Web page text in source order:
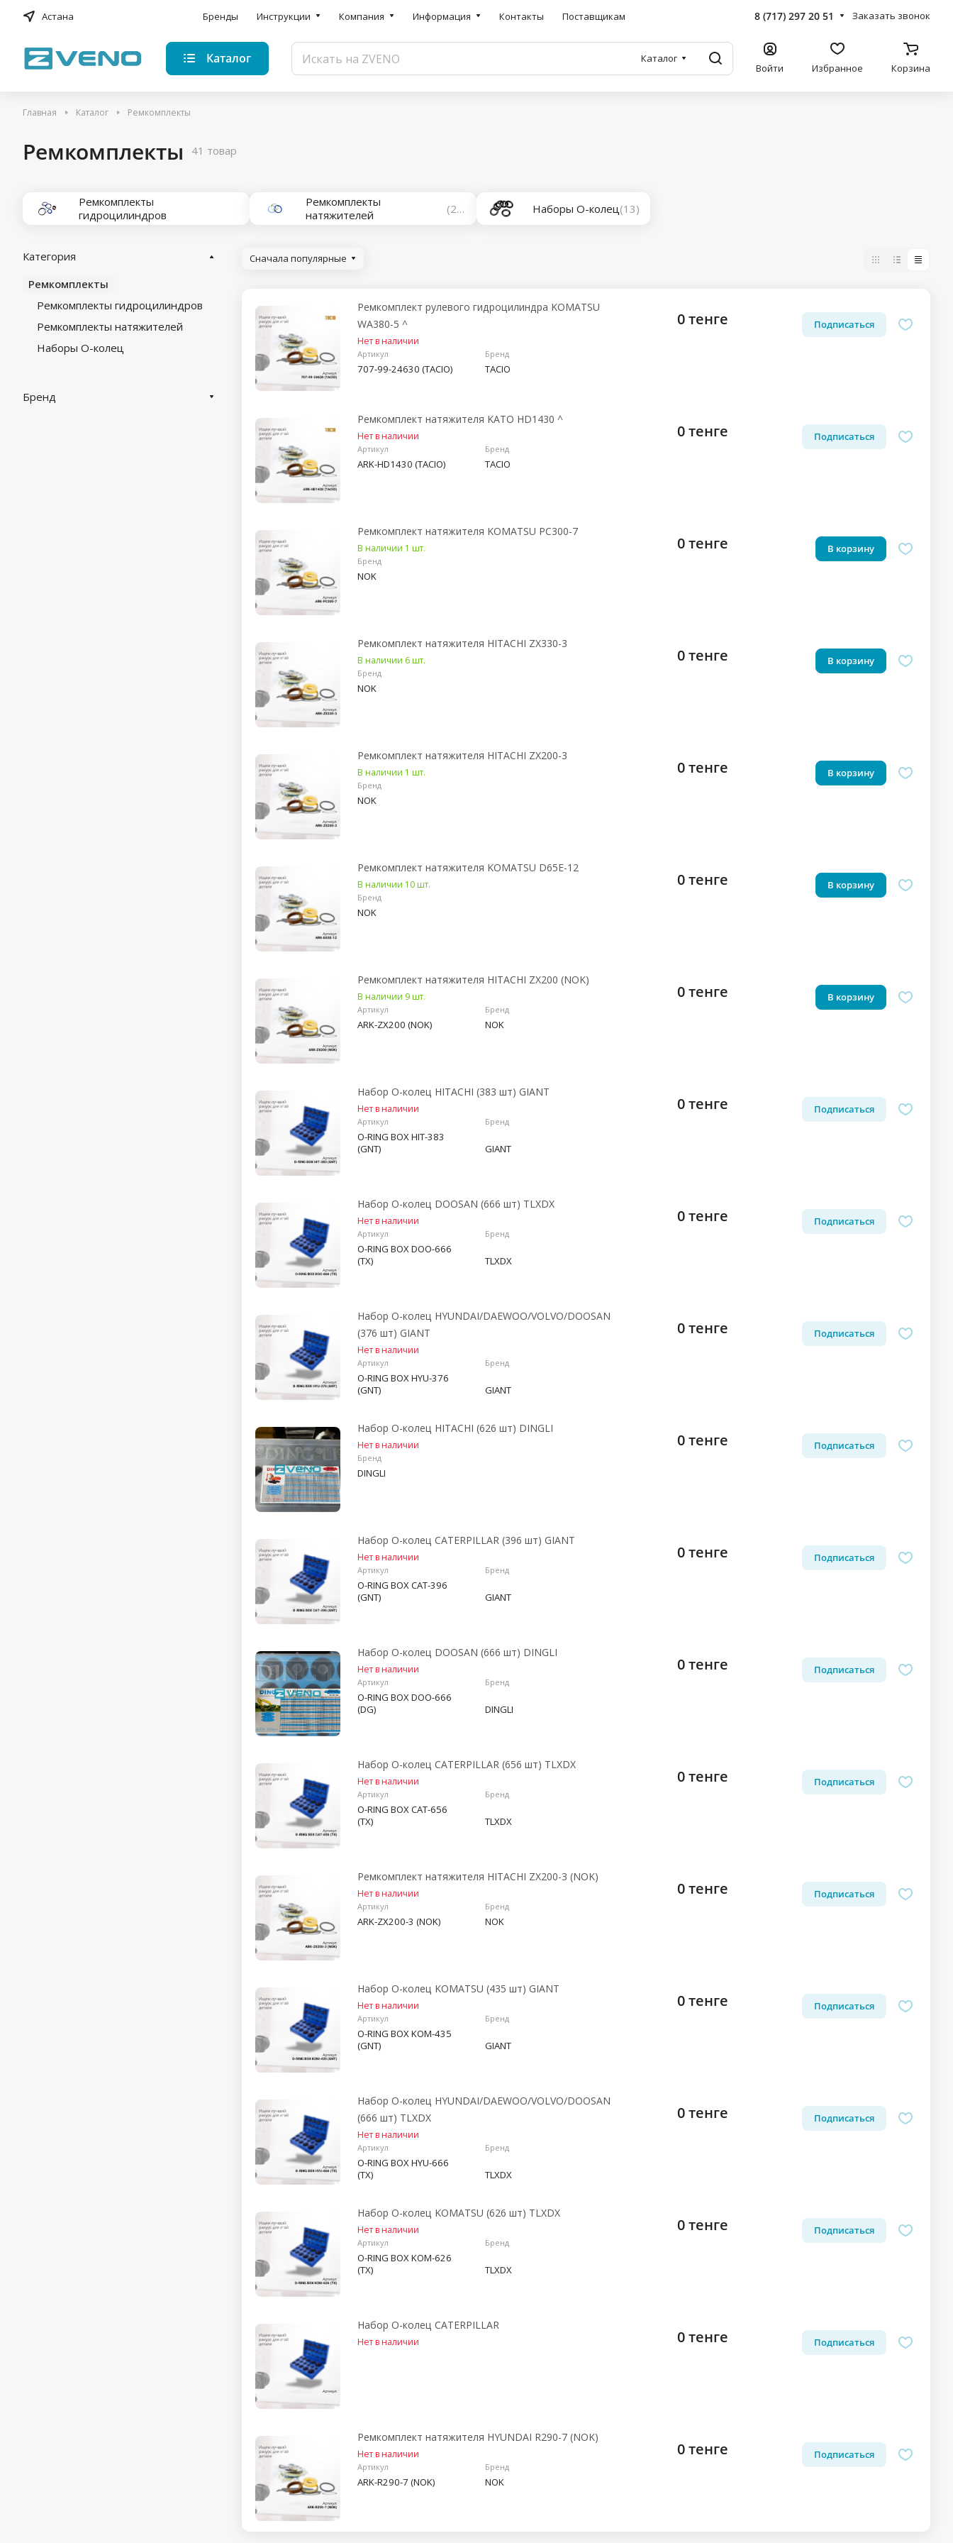
Астана Бренды Инструкции Компания Информация Контакты Поставщикам 8 (717) 297 20 51 Заказать звонок
Каталог Каталог
Войти Избранное Корзина
Главная Каталог Ремкомплекты
Ремкомплекты 41 товар
Ремкомплекты
гидроцилиндров
Ремкомплекты
натяжителей
(28) Наборы О-колец (13)
Сначала популярные
Ремкомплект рулевого гидроцилиндра KOMATSU
WA380-5 ^
Нет в наличии
0 тенге Подписаться
Артикул
707-99-24630 (TACIO)
Бренд
TACIO
Ремкомплект натяжителя KATO HD1430 ^
Нет в наличии 0 тенге Подписаться
Артикул
ARK-HD1430 (TACIO)
Бренд
TACIO
Ремкомплект натяжителя KOMATSU PC300-7
В наличии 1 шт. 0 тенге В корзину
Бренд
NOK
Ремкомплект натяжителя HITACHI ZX330-3
В наличии 6 шт. 0 тенге В корзину
Бренд
NOK
Ремкомплект натяжителя HITACHI ZX200-3
В наличии 1 шт. 0 тенге В корзину
Бренд
NOK
Ремкомплект натяжителя KOMATSU D65E-12
В наличии 10 шт. 0 тенге В корзину
Бренд
NOK
Ремкомплект натяжителя HITACHI ZX200 (NOK)
В наличии 9 шт. 0 тенге В корзину
Артикул
ARK-ZX200 (NOK)
Бренд
NOK
Набор О-колец HITACHI (383 шт) GIANT
Нет в наличии 0 тенге Подписаться
Артикул
O-RING BOX HIT-383
(GNT)
Бренд
GIANT
Набор О-колец DOOSAN (666 шт) TLXDX
Нет в наличии 0 тенге Подписаться
Артикул
O-RING BOX DOO-666
(TX)
Бренд
TLXDX
Набор О-колец HYUNDAI/DAEWOO/VOLVO/DOOSAN
(376 шт) GIANT
Нет в наличии
0 тенге Подписаться
Артикул
O-RING BOX HYU-376
(GNT)
Бренд
GIANT
Набор О-колец HITACHI (626 шт) DINGLI
Нет в наличии 0 тенге Подписаться
Бренд
DINGLI
Набор О-колец CATERPILLAR (396 шт) GIANT
Нет в наличии 0 тенге Подписаться
Артикул
O-RING BOX CAT-396
(GNT)
Бренд
GIANT
Набор О-колец DOOSAN (666 шт) DINGLI
Нет в наличии 0 тенге Подписаться
Артикул
O-RING BOX DOO-666
(DG)
Бренд
DINGLI
Набор О-колец CATERPILLAR (656 шт) TLXDX
Нет в наличии 0 тенге Подписаться
Артикул
O-RING BOX CAT-656
(TX)
Бренд
TLXDX
Ремкомплект натяжителя HITACHI ZX200-3 (NOK)
Нет в наличии 0 тенге Подписаться
Артикул
ARK-ZX200-3 (NOK)
Бренд
NOK
Набор О-колец KOMATSU (435 шт) GIANT
Нет в наличии 0 тенге Подписаться
Артикул
O-RING BOX KOM-435
(GNT)
Бренд
GIANT
Набор О-колец HYUNDAI/DAEWOO/VOLVO/DOOSAN
(666 шт) TLXDX
Нет в наличии
0 тенге Подписаться
Артикул
O-RING BOX HYU-666
(TX)
Бренд
TLXDX
Набор О-колец KOMATSU (626 шт) TLXDX
Нет в наличии 0 тенге Подписаться
Артикул
O-RING BOX KOM-626
(TX)
Бренд
TLXDX
Набор О-колец CATERPILLAR
Нет в наличии 0 тенге Подписаться
Ремкомплект натяжителя HYUNDAI R290-7 (NOK)
Нет в наличии 0 тенге Подписаться
Артикул
ARK-R290-7 (NOK)
Бренд
NOK
Категория
Ремкомплекты
Ремкомплекты гидроцилиндров
Ремкомплекты натяжителей
Наборы О-колец
Бренд